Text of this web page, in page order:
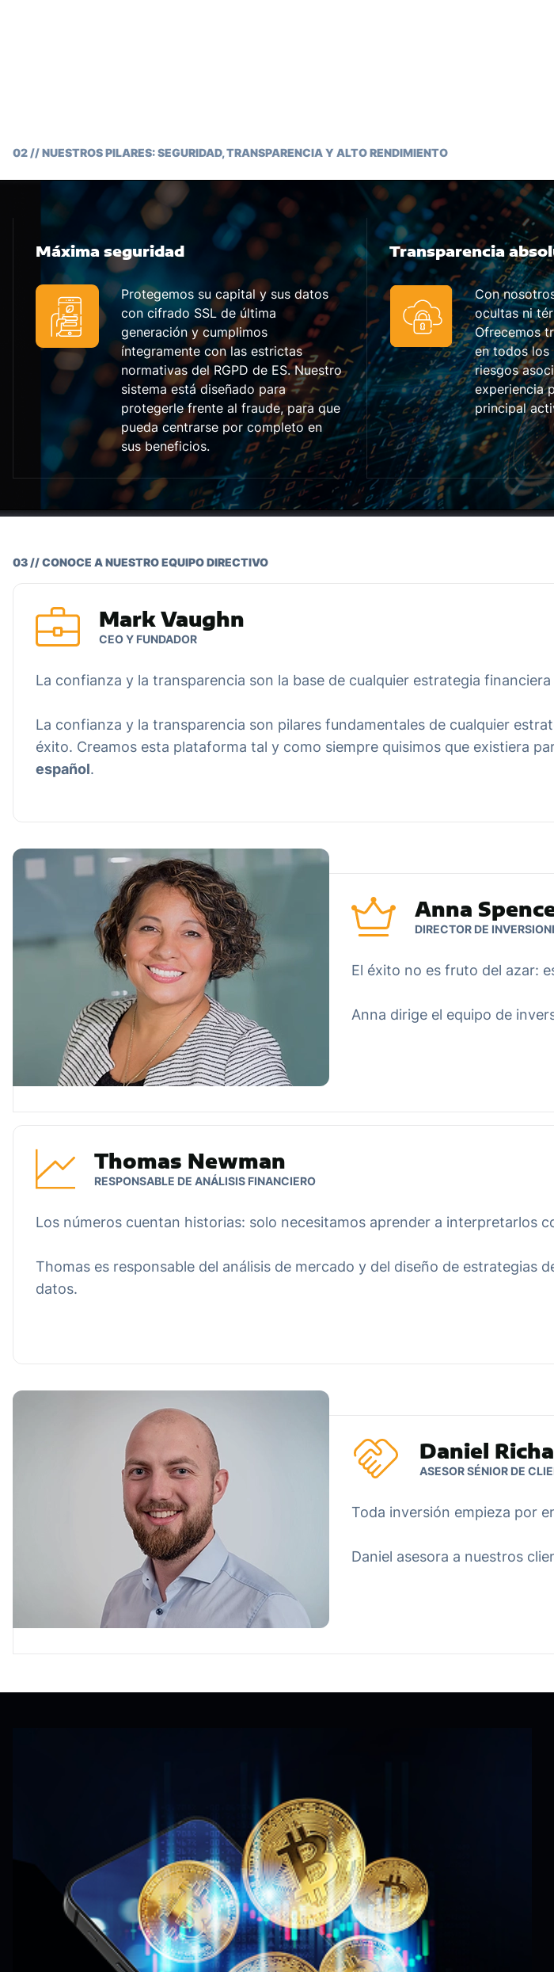
02 // NUESTROS PILARES: SEGURIDAD, TRANSPARENCIA Y ALTO RENDIMIENTO
Máxima seguridad
Protegemos su capital y sus datos
con cifrado SSL de última
generación y cumplimos
íntegramente con las estrictas
normativas del RGPD de ES. Nuestro
sistema está diseñado para
protegerle frente al fraude, para que
pueda centrarse por completo en
sus beneficios.
Transparencia
Con
ocultas ni
Ofrecemos
en todos los
riesgos
experiencia
principal
03 // CONOCE A NUESTRO EQUIPO DIRECTIVO
Mark Vaughn
CEO Y FUNDADOR
La confianza y la transparencia son la base de cualquier estrategia
La confianza y la transparencia son pilares fundamentales de cualquier
éxito. Creamos esta plataforma tal y como siempre quisimos que existiera
español.
Anna
DIRECTOR DE
El éxito no es fruto del azar:
Anna dirige el equipo de
Thomas Newman
RESPONSABLE DE ANÁLISIS FINANCIERO
Los números cuentan historias: solo necesitamos aprender a interpretarlos
Thomas es responsable del análisis de mercado y del diseño de estrategias
datos.
Daniel
ASESOR SÉNIOR DE
Toda inversión empieza por
Daniel asesora a nuestros